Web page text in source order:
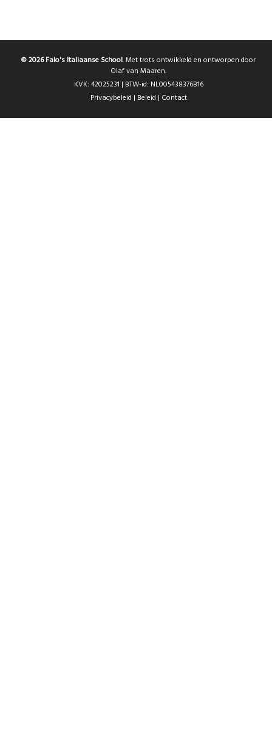
© 2026 Falo's Italiaanse School. Met trots ontwikkeld en ontworpen door
Olaf van Maaren.
KVK: 42025231 | BTW-id: NL005438376B16
Privacybeleid | Beleid | Contact